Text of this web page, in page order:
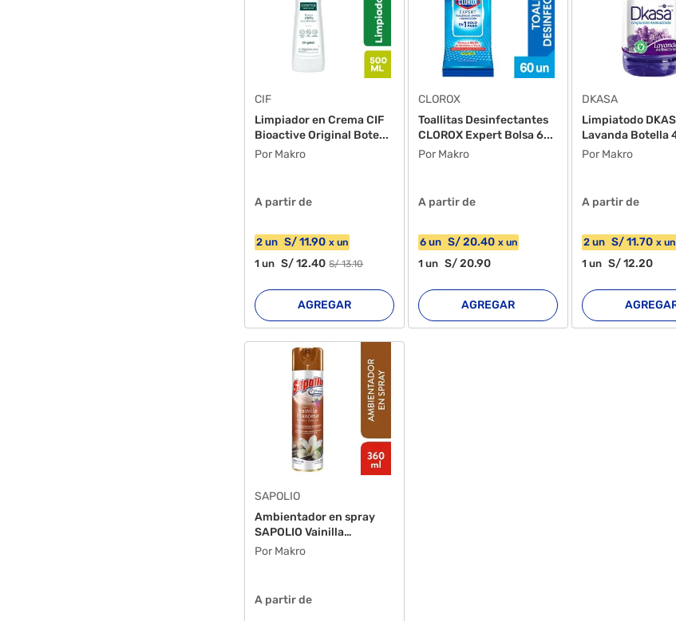
CIF
Limpiador en Crema CIF
Bioactive Original Bote...
Por Makro
A partir de
2 un S/11.90 xun
1un S/12.40 S/13.10
AGREGAR
CLOROX
Toallitas Desinfectantes
CLOROX Expert Bolsa 6...
Por Makro
A partir de
6 un S/20.40 xun
1un S/20.90
AGREGAR
DKASA
Limpiatodo
Lavanda Botella
Por Makro
A partir de
2 un S/11.70 xun
1un S/12.20
SAPOLIO
Ambientador en spray
SAPOLIO Vainilla
francesa...
Por Makro
A partir de